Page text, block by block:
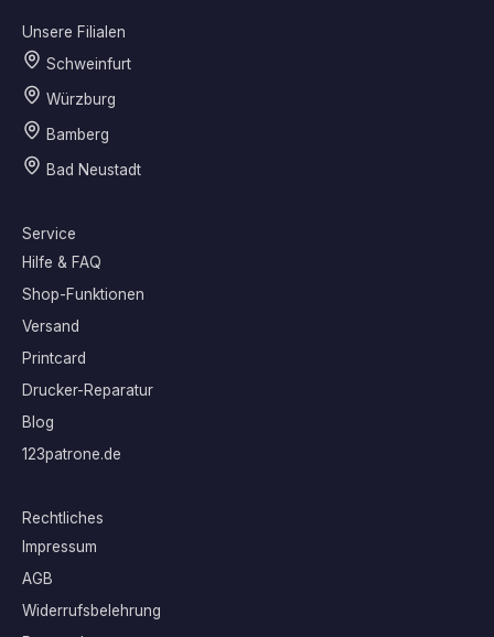
Unsere Filialen
Schweinfurt
Würzburg
Bamberg
Bad Neustadt
Service
Hilfe & FAQ
Shop-Funktionen
Versand
Printcard
Drucker-Reparatur
Blog
123patrone.de
Rechtliches
Impressum
AGB
Widerrufsbelehrung